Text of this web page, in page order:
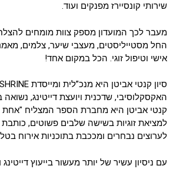
שירותי קונסיירז מפנקים ועוד.
מעבר לכך המועדון מספק צוות מומחים
החל מסטייליסטים, מעצבי שיער, צלמים, מאמני
אישי וטיפול זוגי. הכל במקום אחד!
האקסקלוסיבי, שדכנית ויועצת דייטינג,
קנטי אביטן היא מחברת הספר המצליח "אחת
למציאת זוגיות בשישה שלבים פשוטים, כותבת
לערוצים נבחרים ומככבת בתוכניות אירוח
עם ניסיון עשיר של יותר מעשור בייעוץ